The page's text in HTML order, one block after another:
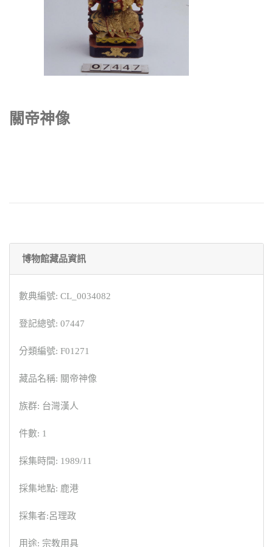
關帝神像
博物館藏品資訊
數典編號: CL_0034082
登記總號: 07447
分類編號: F01271
藏品名稱: 關帝神像
族群: 台灣漢人
件數: 1
採集時間: 1989/11
採集地點: 鹿港
採集者:呂理政
用途: 宗教用具